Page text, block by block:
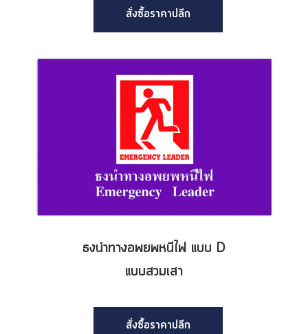
สั่งซื้อราคาปลีก
ธงนำทางอพยพหนีไฟ แบบ D
แบบสวมเสา
สั่งซื้อราคาปลีก